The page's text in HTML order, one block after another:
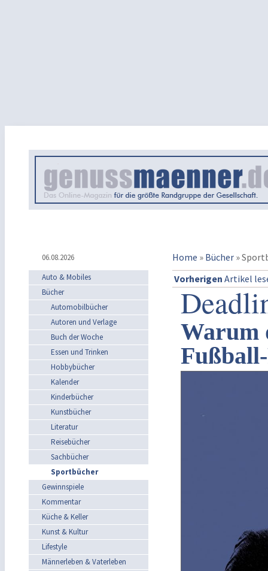
06.08.2026 Home » Bücher »
Auto & Mobiles
Bücher
Automobilbücher
Autoren und Verlage
Buch der Woche
Essen und Trinken
Hobbybücher
Kalender
Kinderbücher
Kunstbücher
Literatur
Reisebücher
Sachbücher
Sportbücher
Gewinnspiele
Kommentar
Küche & Keller
Kunst & Kultur
Lifestyle
Männerleben & Vaterleben
Vorherigen Artikel
Warum